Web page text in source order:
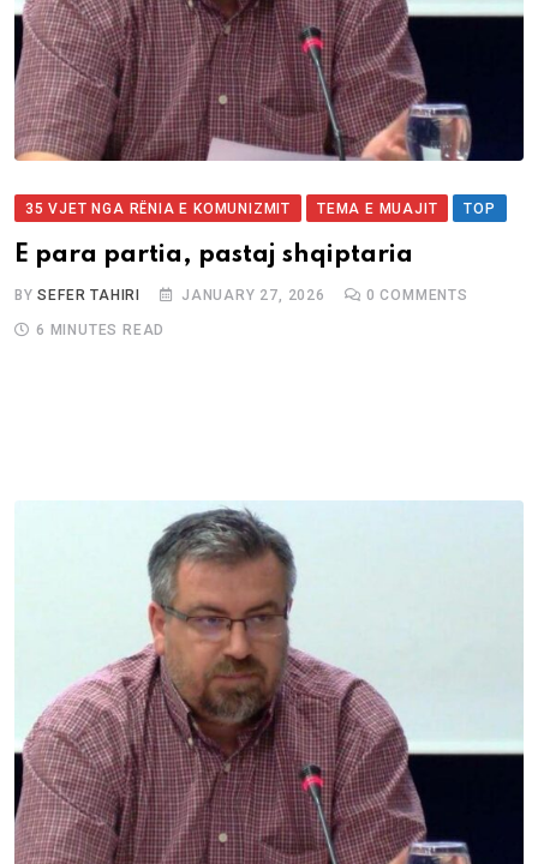
35 VJET NGA RËNIA E KOMUNIZMIT TEMA E MUAJIT TOP
E para partia, pastaj shqiptaria
BYSEFER TAHIRI JANUARY 27, 2026 0 COMMENTS
6 MINUTES READ